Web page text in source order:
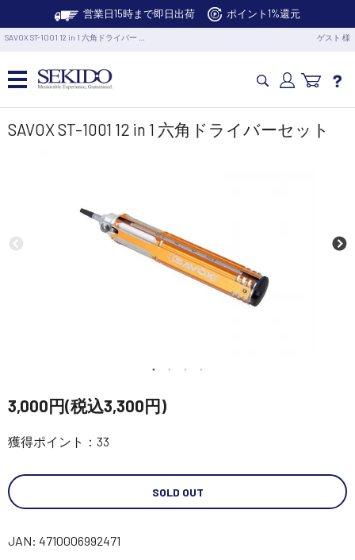
営業日15時まで即日出荷 ポイント1%還元
SAVOX ST-1001 12 in 1 六角ドライバー … ゲスト 様
カメラドローン・生活家電
業務用ドローン・業務関連製品
水中ドローン(ROV)・水中スクーター
講習会･国家資格･WEBセミナー
定期配信!
SAVOX ST-1001 12 in 1 六角ドライバーセット
3,000円(税込3,300円)
獲得ポイント：33
SOLD OUT
JAN: 4710006992471